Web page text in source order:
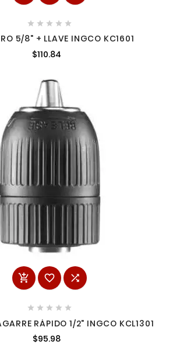
    
5/8" + LLAVE INGCO KC1601
$110.84
  
    
RÁPIDO 1/2" INGCO KCL1301
$95.98